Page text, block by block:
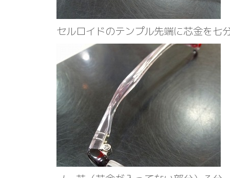
セルロイドのテンプル先端に芯金を七